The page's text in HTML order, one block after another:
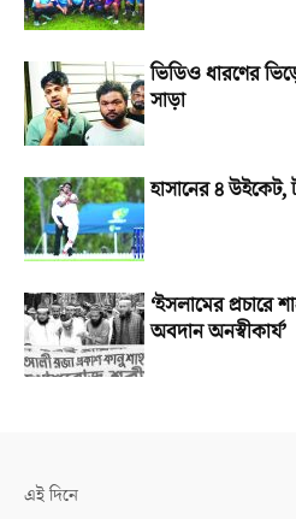
ভিডিও ধারণের
সাড়া
হাসানের ৪ উইকেট,
‘ইসলামের প্রচারে
অবদান অনস্বীকার্য’
এই দিনে